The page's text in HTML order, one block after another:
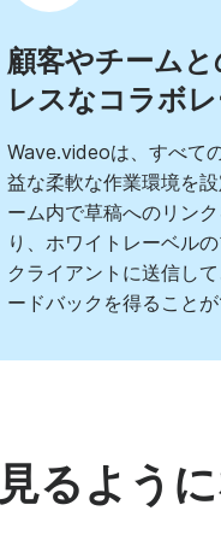
顧客やチーム
レスなコラボ
Wave.videoは、すべて
益な柔軟な作業環境を
ーム内で草稿へのリン
り、ホワイトレーベル
クライアントに送信し
ードバックを得ることが
るよう